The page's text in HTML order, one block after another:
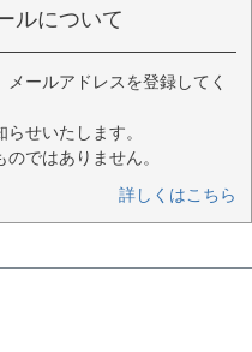
ルについて
ールアドレスを登録してく
せいたします。
ではありません。
詳しくはこちら